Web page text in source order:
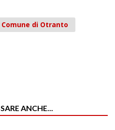
Comune di Otranto
ANCHE...